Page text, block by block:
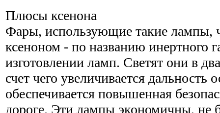
Плюсы ксенона
Фары, использующие такие лампы,
ксеноном - по названию инертного
изготовлении ламп. Светят они в
счет чего увеличивается дальность
обеспечивается повышенная
дороге. Эти лампы экономичны, не